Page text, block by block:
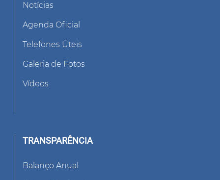
Notícias
Agenda Oficial
Telefones Úteis
Galeria de Fotos
Vídeos
TRANSPARÊNCIA
Balanço Anual